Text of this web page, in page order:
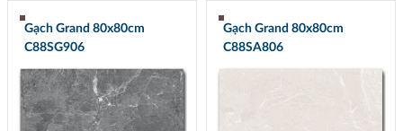
Gạch Grand 80x80cm
C88SG906
Gạch Grand 80x80cm
C88SA806